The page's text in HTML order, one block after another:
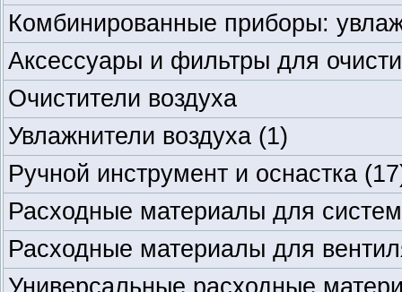
Комбинированные приборы:
Аксессуары и фильтры для
Очистители воздуха
Увлажнители воздуха (1)
Ручной инструмент и оснастка
Расходные материалы для
Расходные материалы для
Универсальные расходные